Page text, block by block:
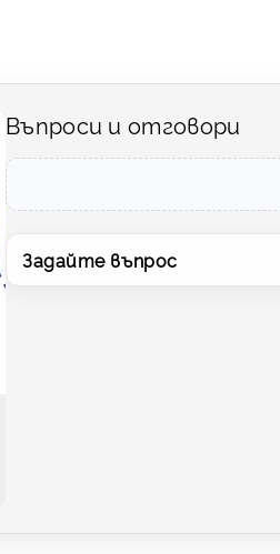
Въпроси и отговори
Задайте въпрос